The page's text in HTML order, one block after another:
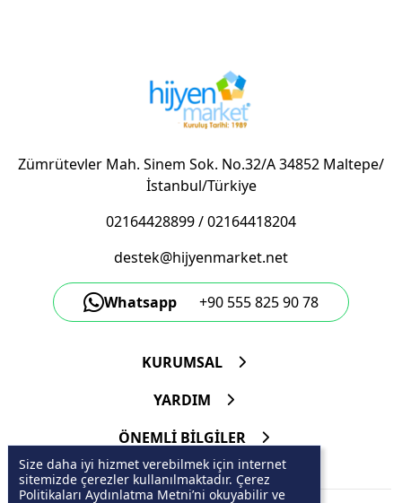
Zümrütevler Mah. Sinem Sok. No.32/A 34852 Maltepe/
İstanbul/Türkiye
02164428899/02164418204
destek@hijyenmarket.net
Whatsapp +90 555 825 90 78
KURUMSAL
YARDIM
ÖNEMLİ BİLGİLER
Size daha iyi hizmet verebilmek için internet
sitemizde çerezler kullanılmaktadır. Çerez
Politikaları Aydınlatma Metni’ni okuyabilir ve